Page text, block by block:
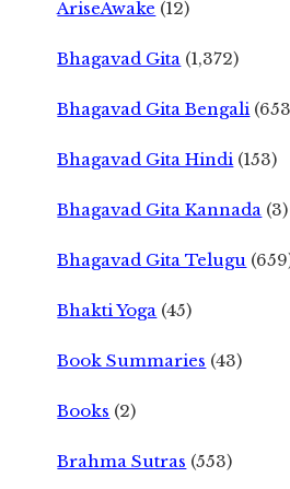
AriseAwake (12)
Bhagavad Gita (1,372)
Bhagavad Gita Bengali
Bhagavad Gita Hindi (153)
Bhagavad Gita Kannada (3)
Bhagavad Gita Telugu
Bhakti Yoga (45)
Book Summaries (43)
Books (2)
Brahma Sutras (553)